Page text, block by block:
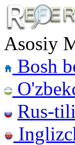
Asosiy
Bosh
Rus-